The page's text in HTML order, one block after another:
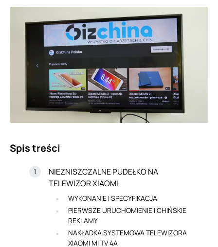
Spis treści
NIEZNISZCZALNE PUDEŁKO NA
TELEWIZOR XIAOMI
WYKONANIE I SPECYFIKACJA
PIERWSZE URUCHOMIENIE I CHIŃSKIE
REKLAMY
NAKŁADKA SYSTEMOWA TELEWIZORA
XIAOMI MI TV 4A